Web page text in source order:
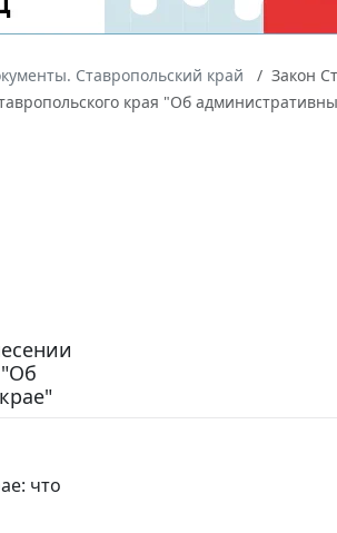
Ставропольский край
Закон
края "Об
что